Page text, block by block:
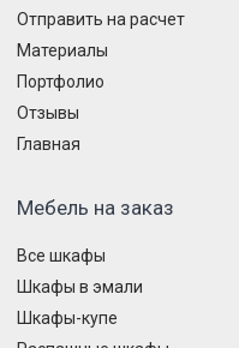
Отправить на расчет
Материалы
Портфолио
Отзывы
Главная
Мебель на заказ
Все шкафы
Шкафы в эмали
Шкафы-купе